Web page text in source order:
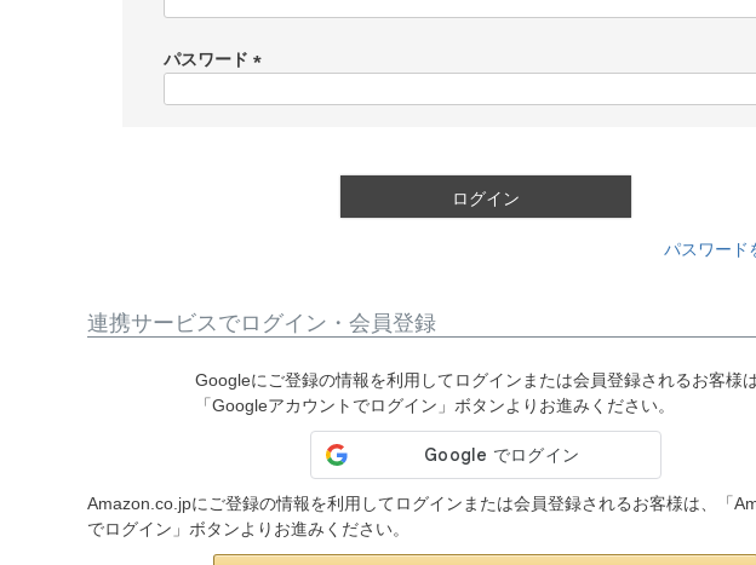
)
パスワード
ログイン
パスワード
連携サービスでログイン・会員登録
Googleにご登録の情報を利用してログインまたは会員登録されるお客様は
「Googleアカウントでログイン」ボタンよりお進みください。
Amazon.co.jpにご登録の情報を利用してログインまたは会員登録されるお客様は、「
でログイン」ボタンよりお進みください。